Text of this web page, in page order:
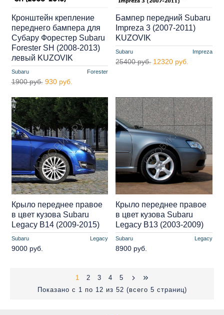
Subaru Forester
Кронштейн крепление
переднего бампера для
Субару Форестер Subaru
Forester SH (2008-2013)
левый KUZOVIK
1900 руб. 930 руб.
Subaru Impreza
Бампер передний Subaru
Impreza 3 (2007-2011)
KUZOVIK
25400 руб. 12320 руб.
Subaru Legacy
Крыло переднее правое
в цвет кузова Subaru
Legacy B14 (2009-2015)
9000 руб.
Subaru Legacy
Крыло переднее правое
в цвет кузова Subaru
Legacy B13 (2003-2009)
8900 руб.
1 2 3 4
5
Показано с 1 по 12 из 52 (всего 5 страниц)